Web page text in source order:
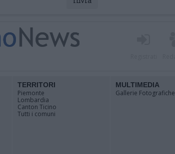
TERRITORI
Piemonte
Lombardia
Canton Ticino
Tutti i comuni
MULTIMEDIA
Gallerie Fotografiche